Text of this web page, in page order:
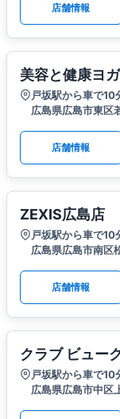
店舗情報
美容と健康ヨ
戸坂駅から車で10
広島県広島市東区
店舗情報
ZEXIS広島店
戸坂駅から車で10
広島県広島市南
店舗情報
クラブ ビュー
戸坂駅から車で10
広島県広島市中区